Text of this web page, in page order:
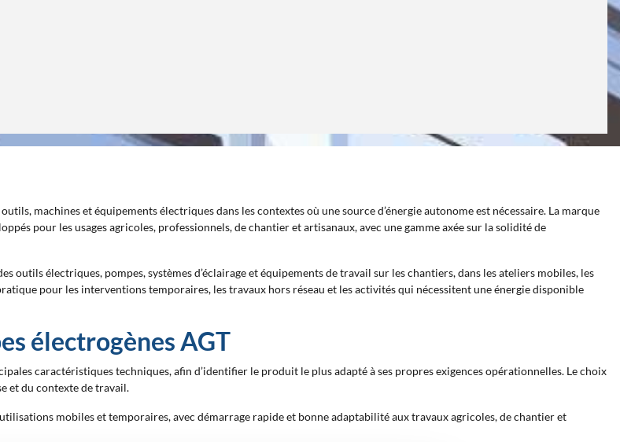
machines et équipements électriques dans les contextes où une source d’énergie autonome est nécessaire. La marque
pour les usages agricoles, professionnels, de chantier et artisanaux, avec une gamme axée sur la solidité de
outils électriques, pompes, systèmes d’éclairage et équipements de travail sur les chantiers, dans les ateliers mobiles, les
pour les interventions temporaires, les travaux hors réseau et les activités qui nécessitent une énergie disponible
électrogènes AGT
caractéristiques techniques, afin d’identifier le produit le plus adapté à ses propres exigences opérationnelles. Le choix
et du contexte de travail.
mobiles et temporaires, avec démarrage rapide et bonne adaptabilité aux travaux agricoles, de chantier et